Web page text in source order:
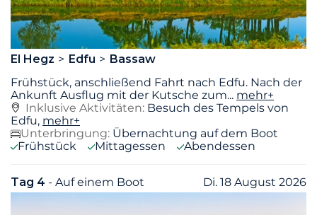
El Hegz Edfu
Bassaw
Frühstück, anschließend Fahrt nach Edfu. Nach der
Ankunft Ausflug mit der Kutsche zum... mehr+
Inklusive Aktivitäten: Besuch des Tempels von
Edfu, mehr+
Unterbringung: Übernachtung auf dem Boot
Frühstück
Mittagessen Abendessen
Tag 4 - Auf einem Boot Di. 18 August 2026